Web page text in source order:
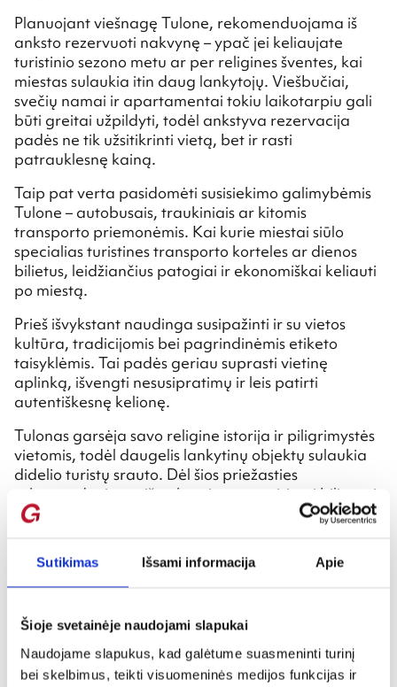
Sutikimas Išsami informacija Apie
Šioje svetainėje naudojami slapukai
Naudojame slapukus, kad galėtume suasmeninti turinį
bei skelbimus, teikti visuomeninės medijos funkcijas ir
Planuojant viešnagę Tulone, rekomenduojama iš
anksto rezervuoti nakvynę – ypač jei keliaujate
turistinio sezono metu ar per religines šventes, kai
miestas sulaukia itin daug lankytojų. Viešbučiai,
svečių namai ir apartamentai tokiu laikotarpiu gali
būti greitai užpildyti, todėl ankstyva rezervacija
padės ne tik užsitikrinti vietą, bet ir rasti
patrauklesnę kainą.
Taip pat verta pasidomėti susisiekimo galimybėmis
Tulone – autobusais, traukiniais ar kitomis
transporto priemonėmis. Kai kurie miestai siūlo
specialias turistines transporto korteles ar dienos
bilietus, leidžiančius patogiai ir ekonomiškai keliauti
po miestą.
Prieš išvykstant naudinga susipažinti ir su vietos
kultūra, tradicijomis bei pagrindinėmis etiketo
taisyklėmis. Tai padės geriau suprasti vietinę
aplinką, išvengti nesusipratimų ir leis patirti
autentiškesnę kelionę.
Tulonas garsėja savo religine istorija ir piligrimystės
vietomis, todėl daugelis lankytinų objektų sulaukia
didelio turistų srauto. Dėl šios priežasties
rekomenduojama iš anksto internetu įsigyti bilietus į
muziejus, ekskursijas ar kitus lankytinus objektus –
Norintiems keliauti ekonomiškiau verta pasidomėti
specialiais pasiūlymais, miesto nuolaidų kortelėmis
aplankyti kelis objektus.
Taip pat verta pasidomėti nemokamais renginiais,
koncertais ar kultūrinėmis veiklomis, kurios dažnai